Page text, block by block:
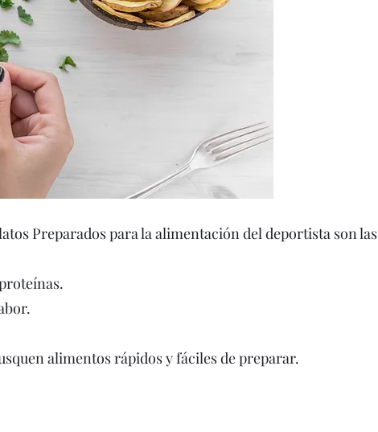
Preparados para la alimentación del deportista son las
alimentos rápidos y fáciles de preparar.